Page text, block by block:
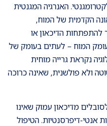
האנרגיה המגנטית
הקדמית של המוח,
הדיכאון או
המוח – לעתים בעומק של
נקראת גרייה מוחית
ולא פולשנית, שאינה כרוכה
מדיכאון עמוק שאינו
אנטי-דיפרסנטיות. הטיפול